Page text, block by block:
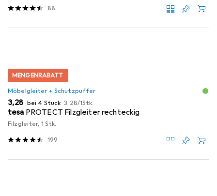
88
MENGENRABATT
Möbelgleiter + Schutzpuffer
EUR
3,28 bei 4 Stück EUR
3,28/1Stk.
tesa PROTECT Filzgleiter rechteckig
Filzgleiter, 1 Stk.
199